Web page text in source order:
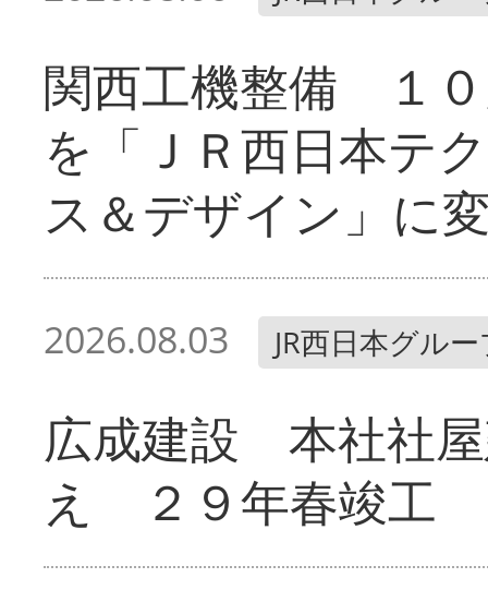
関西工機整備 １
を「ＪＲ西日本テ
ス＆デザイン」に
2026.08.03 JR西日本グル
広成建設 本社社
え ２９年春竣工